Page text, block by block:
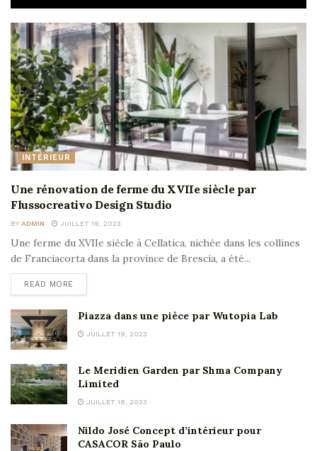
INTÉRIEUR
Une rénovation de ferme du XVIIe siècle par
Flussocreativo Design Studio
BY ADMIN JUILLET 19, 2023
Une ferme du XVIIe siècle à Cellatica, nichée dans les collines
de Franciacorta dans la province de Brescia, a été...
READ MORE
Piazza dans une pièce par Wutopia Lab
JUILLET 19, 2023
Le Meridien Garden par Shma Company
Limited
JUILLET 18, 2023
Nildo José Concept d’intérieur pour
CASACOR São Paulo